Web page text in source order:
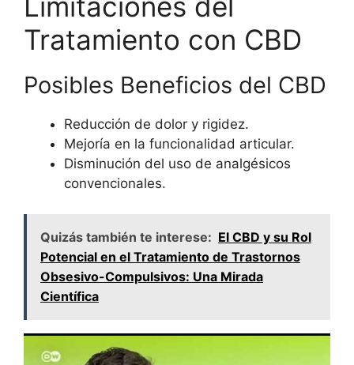
Tratamiento con CBD
Posibles Beneficios del CBD
Reducción de dolor y rigidez.
Mejoría en la funcionalidad articular.
Disminución del uso de analgésicos
convencionales.
Quizás también te interese: El CBD y su Rol
Potencial en el Tratamiento de Trastornos
Obsesivo-Compulsivos: Una Mirada
Científica